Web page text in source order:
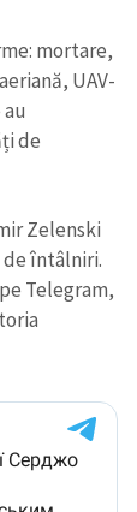
mortare,
UAV-
de
Zelenski
de întâlniri.
Telegram,